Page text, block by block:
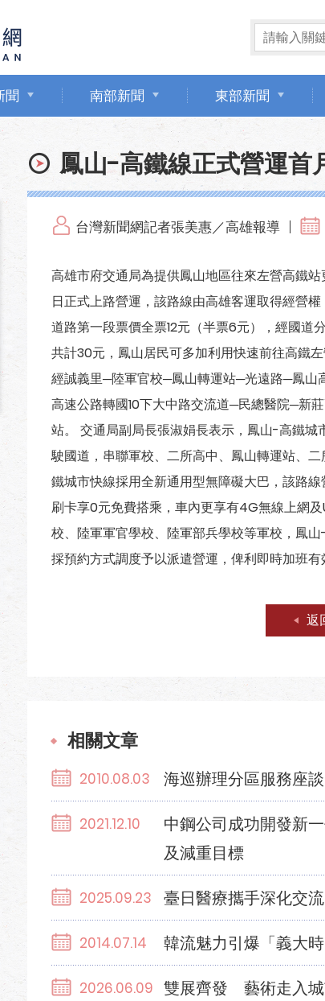
聞 南部新聞 東部新聞
鳳山-高鐵線正式營運首
台灣新聞網記者張美惠／高雄報導
高雄市府交通局為提供鳳山地區往來左營高鐵
日正式上路營運，該路線由高雄客運取得經營權
道路第一段票價全票12元（半票6元），經國道
共計30元，鳳山居民可多加利用快速前往高鐵
經誠義里─陸軍官校─鳳山轉運站─光遠路─鳳
高速公路轉國10下大中路交流道─民總醫院─新
站。 交通局副局長張淑娟長表示，鳳山-高鐵城
駛國道，串聯軍校、二所高中、鳳山轉運站、
鐵城市快線採用全新通用型無障礙大巴，該路
刷卡享0元免費搭乘，車內更享有4G無線上網
校、陸軍軍官學校、陸軍部兵學校等軍校，鳳
採預約方式調度予以派遣營運，俾利即時加班有
返
相關文章
2010.08.03 海巡辦理分區服務座談
2021.12.10
中鋼公司成功開發新
及減重目標
2025.09.23 臺日醫療攜手深化交
2014.07.14 韓流魅力引爆「義大
2026.06.09 雙展齊發 藝術走入城